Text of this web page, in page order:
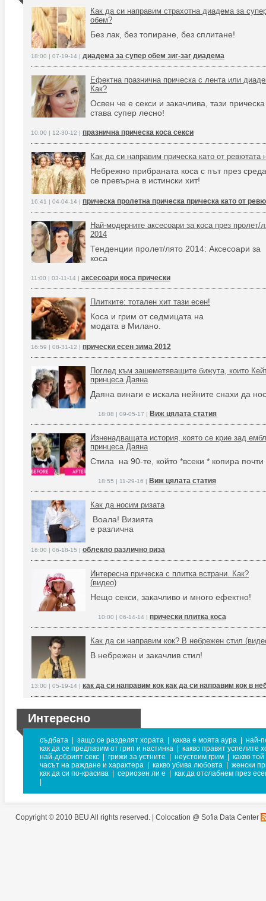
Как да си направим страхотна диадема за
обем?
Без лак, без топиране, без сплитане!
18:00 | 07-19-14 | диадема за супер обем зиг-заг диадема
Ефектна празнична прическа с лента или
Как?
Освен че е секси и закачлива, тази прическа
става супер лесно!
10:00 | 12-30-12 | празнична прическа коса секси
Как да си направим прическа като от ревютата
Небрежно прибраната коса с път през
се превърна в истински хит!
16:41 | 04-04-14 | прическа пролетна прическа прическа като от
Най-модерните аксесоари за коса през пролет/
2014
Тенденции пролет/лято 2014: Аксесоари за
коса
11:00 | 03-11-14 | аксесоари коса прически
Плитките: тотален хит тази есен!
Коса и грим от седмицата на
модата в Милано.
16:59 | 08-31-12 | прически есен зима 2012
Поглед към зашеметяващите бижута, които
принцеса Даяна
Даяна винаги е искала нейните снахи да
18:08 | 09-05-17 | Виж цялата статия
Изненадващата история, която се крие зад
принцеса Даяна
Стила на 90-те, който *всеки * копира
18:55 | 11-29-16 | Виж цялата статия
Как да носим ризата
Воала! Визията
е различна
16:00 | 06-18-15 | облекло различно риза
Интересна прическа с плитка встрани. Как?
(видео)
Нещо секси, закачливо и много ефектно!
10:00 | 06-14-14 | прически плитка коса
Как да си направим кок? В небрежен стил
В небрежен и закачлив стил!
13:00 | 05-19-14 | как да си направим кок как да си направим кок в
Интересно
съдбата защо се разделят хората каква е моята аура
най-
как да се предпазим от грип и настинка
какво правят успелите
най-добрият секс
грижи за устните неустоим грим
какво
часът на раждане и характера
какво убива любовта
женски
как да си по-красива
сериозен ли е
как да отслабнем през
Copyright © 2010 BEU All rights reserved. | Colocation @ Sofia Data Center